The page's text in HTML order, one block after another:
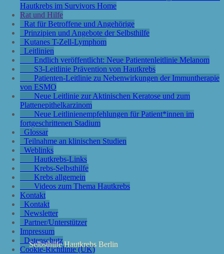
Hautkrebs im Survivors Home
Rat und Hilfe
Rat für Betroffene und Angehörige
Prinzipien und Angebote der Selbsthilfe
Kutanes T-Zell-Lymphom
Leitlinien
Endlich veröffentlicht: Neue Patientenleitlinie Melanom
S3-Leitlinie Prävention von Hautkrebs
Patienten-Leitlinie zu Nebenwirkungen der Immuntherapie
von ESMO
Neue Leitlinie zur Aktinischen Keratose und zum
Plattenepithelkarzinom
Neue Leitlinienempfehlungen für Patient*innen im
fortgeschrittenen Stadium
Glossar
Teilnahme an klinischen Studien
Weblinks
Hautkrebs-Links
Krebs-Selbsthilfe
Krebs allgemein
Videos zum Thema Hautkrebs
Kontakt
Kontakt
Newsletter
Partner/Unterstützer
Impressum
Datenschutz
Cookie-Richtlinie (UK)
Selbsthilfe Hautkrebs Berlin